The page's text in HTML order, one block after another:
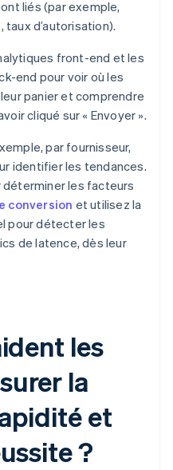
liés (par exemple,
d’autorisation).
front-end et les
end pour voir où les
panier et comprendre
cliqué sur « Envoyer ».
par fournisseur,
identifier les tendances.
les facteurs
conversion et utilisez la
pour détecter les
de latence, dès leur
les
la
et
?